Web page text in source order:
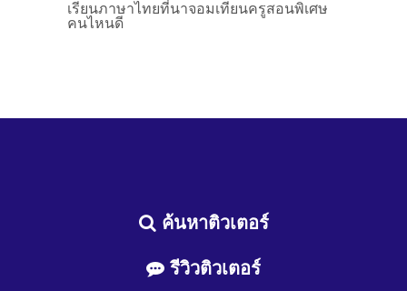
เรียนภาษาไทยที่นาจอมเทียนครูสอนพิเศษ
คนไหนดี
ค้นหาติวเตอร์
รีวิวติวเตอร์